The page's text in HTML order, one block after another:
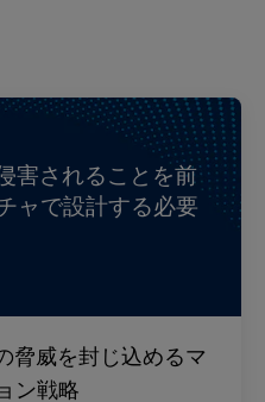
害されることを前
ャで設計する必要
脅威を封じ込めるマ
ン戦略